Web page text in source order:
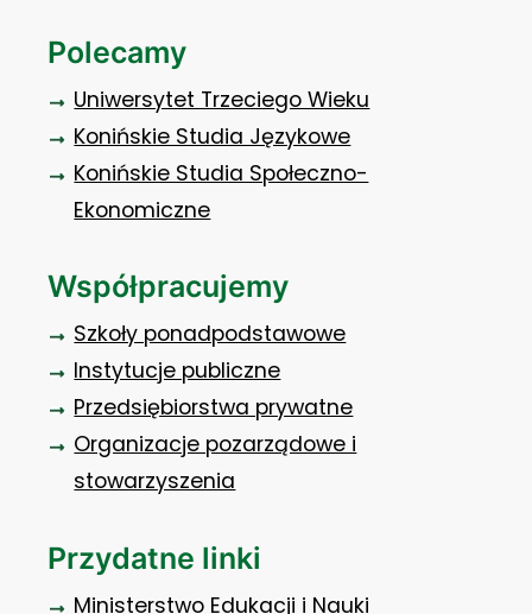
Polecamy
Uniwersytet Trzeciego Wieku
Konińskie Studia Językowe
Konińskie Studia Społeczno-
Ekonomiczne
Współpracujemy
Szkoły ponadpodstawowe
Instytucje publiczne
Przedsiębiorstwa prywatne
Organizacje pozarządowe i
stowarzyszenia
Przydatne linki
Ministerstwo Edukacji i Nauki